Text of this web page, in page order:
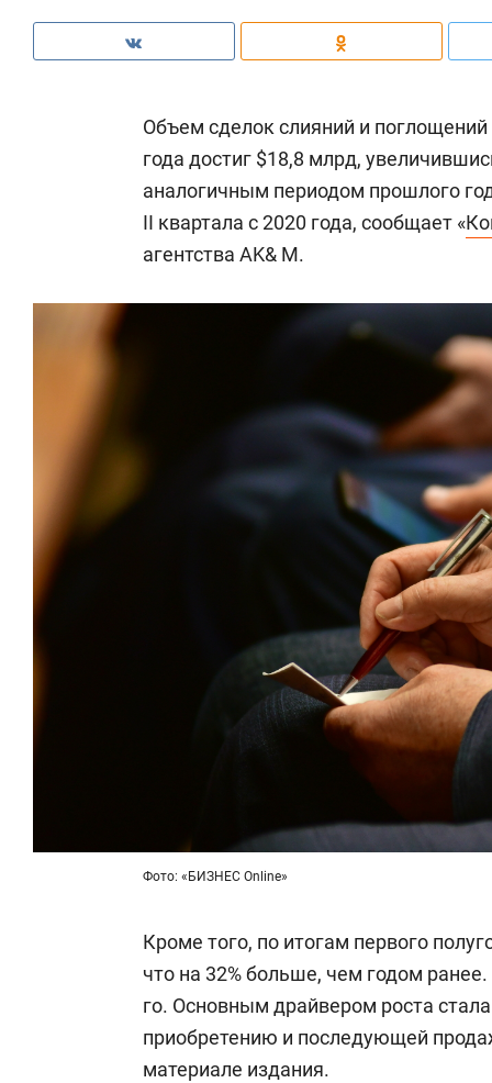
Объем сделок слияний и поглощений
года достиг $18,8 млрд,
аналогичным периодом прошлого
II квартала с 2020 года, сообщает «
агентства AK& M.
Фото: «БИЗНЕС Online»
Кроме того, по итогам первого
что на 32% больше, чем годом
го. Основным драйвером роста
приобретению и последующей
материале издания.